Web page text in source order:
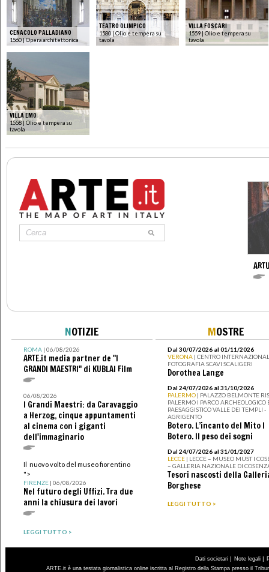
CENACOLO PALLADIANO
1560 | Opera architettonica
TEATRO OLIMPICO
1580 | Olio e tempera su
tavola
VILLA FOSCARI
1559 | Olio e tempera su
tavola
VILLA EMO
1558 | Olio e tempera su
tavola
NOTIZIE
ROMA| 06/08/2026
ARTE.it media partner de "I
GRANDI MAESTRI" di KUBLAI Film
06/08/2026
I Grandi Maestri: da Caravaggio
a Herzog, cinque appuntamenti
al cinema con i giganti
dell'immaginario
Il nuovo volto del museo fiorentino
">
FIRENZE| 06/08/2026
Nel futuro degli Uffizi. Tra due
anni la chiusura dei lavori
LEGGI TUTTO >
MOSTRE
Dal 30/07/2026 al 01/11/2026
VERONA | CENTRO
FOTOGRAFIA SCAVI SCALIGERI
Dorothea Lange
Dal 24/07/2026 al 31/10/2026
PALERMO | PALAZZO BELMONTE
PALERMO I PARCO ARCHEOLOGICO
PAESAGGISTICO VALLE DEI TEMPLI -
AGRIGENTO
Botero. L’incanto del Mito I
Botero. Il peso dei sogni
Dal 24/07/2026 al 31/01/2027
LECCE | LECCE – MUSEO MUST I
– GALLERIA NAZIONALE DI
Tesori nascosti della
Borghese
LEGGI TUTTO >
Dati societari | Note legali |
ARTE.it è una testata giornalistica online iscritta al Registro della Stampa presso il